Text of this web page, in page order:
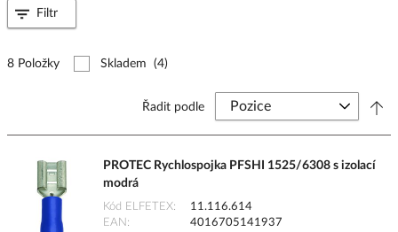
8 Položky Skladem (4)
Řadit podle
PROTEC Rychlospojka PFSHI 1525/6308 s izolací
modrá
Kód ELFETEX
11.116.614
EAN
4016705141937
Filtr